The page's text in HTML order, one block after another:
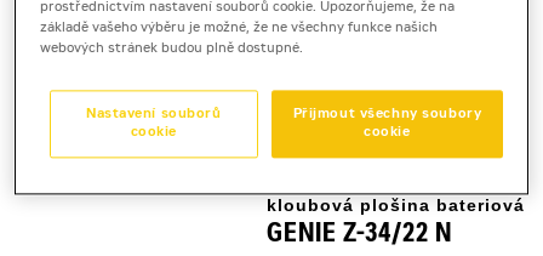
1 580 Kč bez DPH
1 911 Kč s DPH
Kauce
30 000 Kč
kloubová plošina bateriová
GENIE Z-34/22 N
prostřednictvím nastavení souborů cookie. Upozorňujeme, že na
základě vašeho výběru je možné, že ne všechny funkce našich
webových stránek budou plně dostupné.
Přijmout všechny soubory
cookie
Nastavení souborů
cookie